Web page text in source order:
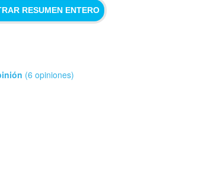
RESUMEN ENTERO
(6 opiniones)